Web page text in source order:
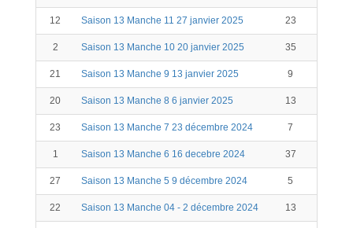
12 Saison 13 Manche 11 27 janvier 2025 23
2 Saison 13 Manche 10 20 janvier 2025 35
21 Saison 13 Manche 9 13 janvier 2025 9
20 Saison 13 Manche 8 6 janvier 2025 13
23 Saison 13 Manche 7 23 décembre 2024 7
1 Saison 13 Manche 6 16 decebre 2024 37
27 Saison 13 Manche 5 9 décembre 2024 5
22 Saison 13 Manche 04 - 2 décembre 2024 13